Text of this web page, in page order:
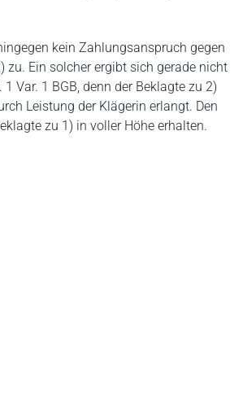
kein Zahlungsanspruch gegen
zu. Ein solcher ergibt sich gerade nicht
Var. 1 BGB, denn der Beklagte zu 2)
Leistung der Klägerin erlangt. Den
zu 1) in voller Höhe erhalten.